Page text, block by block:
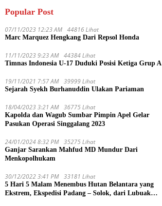
Popular Post
07/11/2023 12:23 AM 44816 Lihat
Marc Marquez Hengkang Dari Repsol Honda
11/11/2023 9:23 AM 44384 Lihat
Timnas Indonesia U-17 Duduki Posisi Ketiga Grup A
19/11/2021 7:57 AM 39999 Lihat
Sejarah Syekh Burhanuddin Ulakan Pariaman
18/04/2023 3:21 AM 36775 Lihat
Kapolda dan Wagub Sumbar Pimpin Apel Gelar
Pasukan Operasi Singgalang 2023
24/01/2024 8:32 PM 35275 Lihat
Ganjar Sarankan Mahfud MD Mundur Dari
Menkopolhukam
30/12/2022 3:41 PM 33181 Lihat
5 Hari 5 Malam Menembus Hutan Belantara yang
Ekstrem, Ekspedisi Padang – Solok, dari Lubuak